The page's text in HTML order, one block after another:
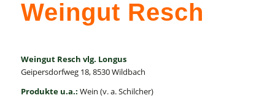
Weingut Resch
Weingut Resch vlg. Longus
Geipersdorfweg 18, 8530 Wildbach
Produkte u.a.: Wein (v. a. Schilcher)